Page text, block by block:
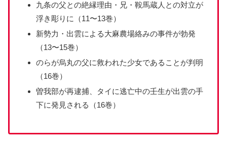
九条の父との絶縁理由・兄・鞍馬蔵人との対立が
浮き彫りに（11〜13巻）
新勢力・出雲による大麻農場絡みの事件が勃発
（13〜15巻）
のらが烏丸の父に救われた少女であることが判明
（16巻）
曽我部が再逮捕、タイに逃亡中の壬生が出雲の手
下に発見される（16巻）